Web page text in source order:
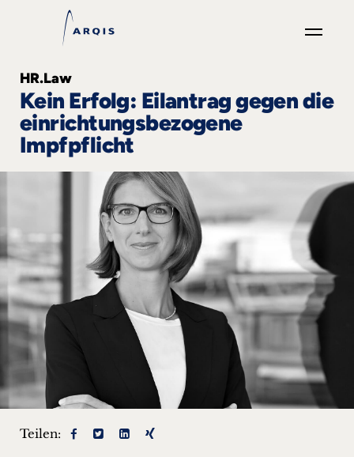
Fokusgruppen
+
&
Events
+
Karriere
+
Blog
&
HR.Law
Kein Erfolg: Eilantrag gegen die
einrichtungsbezogene
Impfpflicht
Teilen: